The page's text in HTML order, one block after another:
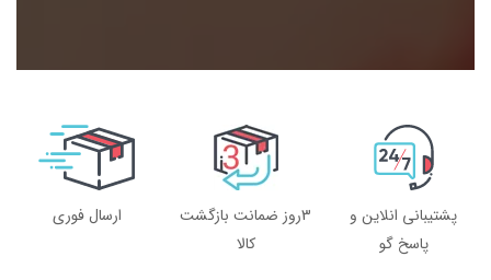
پشتیبانی انلاین و
پاسخ گو
3روز ضمانت بازگشت
کالا
ارسال فوری